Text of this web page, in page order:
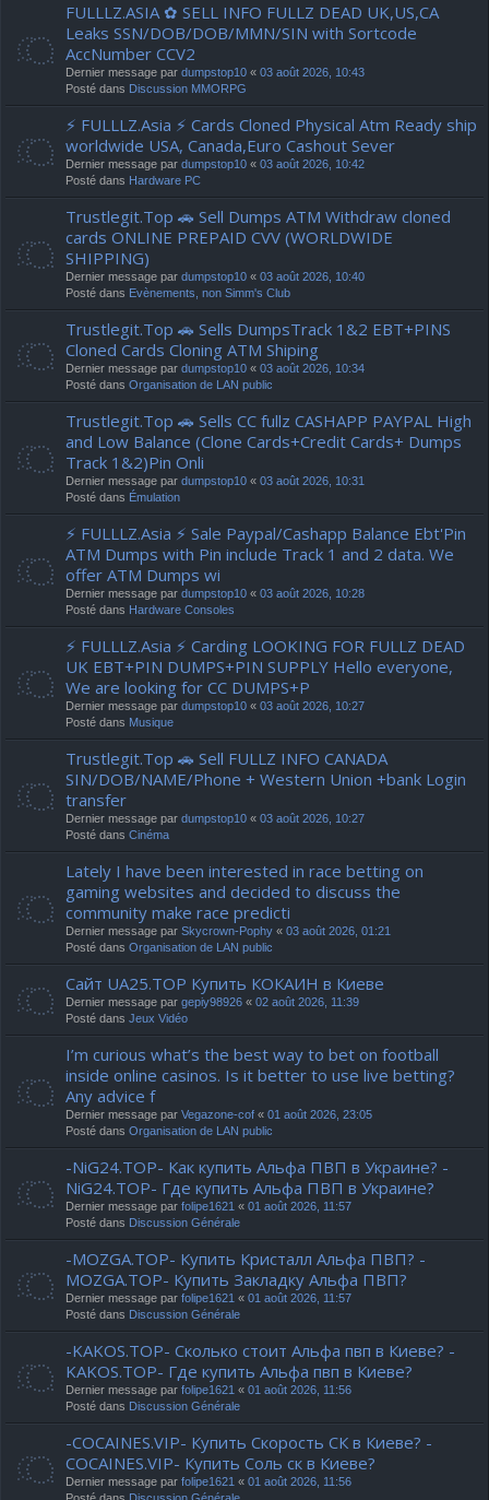
FULLLZ.ASIA ✿ SELL INFO FULLZ DEAD UK,US,CA
Leaks SSN/DOB/DOB/MMN/SIN with Sortcode
AccNumber CCV2
Dernier message par dumpstop10 « 03 août 2026, 10:43
Posté dans Discussion MMORPG
⚡ FULLLZ.Asia ⚡ Cards Cloned Physical Atm Ready ship
worldwide USA, Canada,Euro Cashout Sever
Dernier message par dumpstop10 « 03 août 2026, 10:42
Posté dans Hardware PC
Trustlegit.Top 🚗 Sell Dumps ATM Withdraw cloned
cards ONLINE PREPAID CVV (WORLDWIDE
SHIPPING)
Dernier message par dumpstop10 « 03 août 2026, 10:40
Posté dans Evènements, non Simm's Club
Trustlegit.Top 🚗 Sells DumpsTrack 1&2 EBT+PINS
Cloned Cards Cloning ATM Shiping
Dernier message par dumpstop10 « 03 août 2026, 10:34
Posté dans Organisation de LAN public
Trustlegit.Top 🚗 Sells CC fullz CASHAPP PAYPAL High
and Low Balance (Clone Cards+Credit Cards+ Dumps
Track 1&2)Pin Onli
Dernier message par dumpstop10 « 03 août 2026, 10:31
Posté dans Émulation
⚡ FULLLZ.Asia ⚡ Sale Paypal/Cashapp Balance Ebt'Pin
ATM Dumps with Pin include Track 1 and 2 data. We
offer ATM Dumps wi
Dernier message par dumpstop10 « 03 août 2026, 10:28
Posté dans Hardware Consoles
⚡ FULLLZ.Asia ⚡ Carding LOOKING FOR FULLZ DEAD
UK EBT+PIN DUMPS+PIN SUPPLY Hello everyone,
We are looking for CC DUMPS+P
Dernier message par dumpstop10 « 03 août 2026, 10:27
Posté dans Musique
Trustlegit.Top 🚗 Sell FULLZ INFO CANADA
SIN/DOB/NAME/Phone + Western Union +bank Login
transfer
Dernier message par dumpstop10 « 03 août 2026, 10:27
Posté dans Cinéma
Lately I have been interested in race betting on
gaming websites and decided to discuss the
community make race predicti
Dernier message par Skycrown-Pophy « 03 août 2026, 01:21
Posté dans Organisation de LAN public
Сайт UA25.TOP Купить КОКАИН в Киеве
Dernier message par gepiy98926 « 02 août 2026, 11:39
Posté dans Jeux Vidéo
I’m curious what’s the best way to bet on football
inside online casinos. Is it better to use live betting?
Any advice f
Dernier message par Vegazone-cof « 01 août 2026, 23:05
Posté dans Organisation de LAN public
-NiG24.TOP- Как купить Альфа ПВП в Украине? -
NiG24.TOP- Где купить Альфа ПВП в Украине?
Dernier message par folipe1621 « 01 août 2026, 11:57
Posté dans Discussion Générale
-MOZGA.TOP- Купить Кристалл Альфа ПВП? -
MOZGA.TOP- Купить Закладку Альфа ПВП?
Dernier message par folipe1621 « 01 août 2026, 11:57
Posté dans Discussion Générale
-KAKOS.TOP- Сколько стоит Альфа пвп в Киеве? -
KAKOS.TOP- Где купить Альфа пвп в Киеве?
Dernier message par folipe1621 « 01 août 2026, 11:56
Posté dans Discussion Générale
-COCAINES.VIP- Купить Скорость СК в Киеве? -
COCAINES.VIP- Купить Соль ск в Киеве?
Dernier message par folipe1621 « 01 août 2026, 11:56